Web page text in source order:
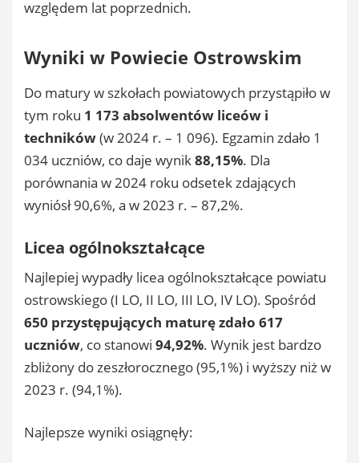
względem lat poprzednich.
Wyniki w Powiecie Ostrowskim
Do matury w szkołach powiatowych przystąpiło w
tym roku 1 173 absolwentów liceów i
techników(w 2024 r. – 1 096). Egzamin zdało 1
034 uczniów, co daje wynik88,15%. Dla
porównania w 2024 roku odsetek zdających
wyniósł 90,6%, a w 2023 r. – 87,2%.
Licea ogólnokształcące
Najlepiej wypadły licea ogólnokształcące powiatu
ostrowskiego (I LO, II LO, III LO, IV LO). Spośród
650 przystępujących maturę zdało 617
uczniów, co stanowi 94,92%. Wynik jest bardzo
zbliżony do zeszłorocznego (95,1%) i wyższy niż w
2023 r. (94,1%).
Najlepsze wyniki osiągnęły: